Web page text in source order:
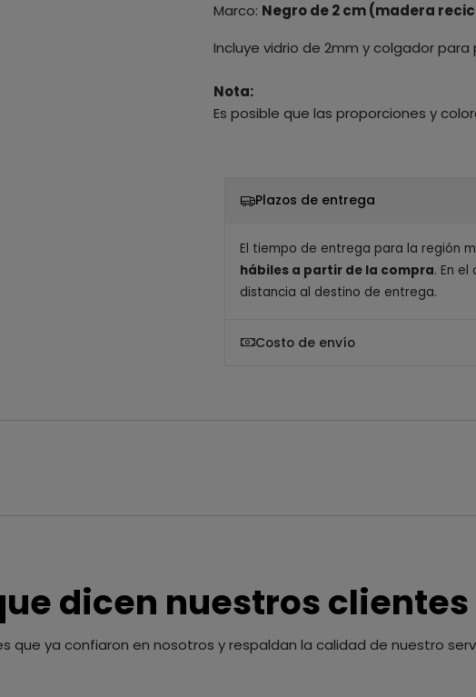
Marco: Negro de 2 cm (madera
Incluye vidrio de 2mm y colgador para
Nota:
Es posible que las proporciones y
Plazos de entrega
El tiempo de entrega para la región
hábiles a partir de la compra. En
distancia al destino de entrega.
Costo de envío
dicen nuestros clientes
que ya confiaron en nosotros y respaldan la calidad de nuestro